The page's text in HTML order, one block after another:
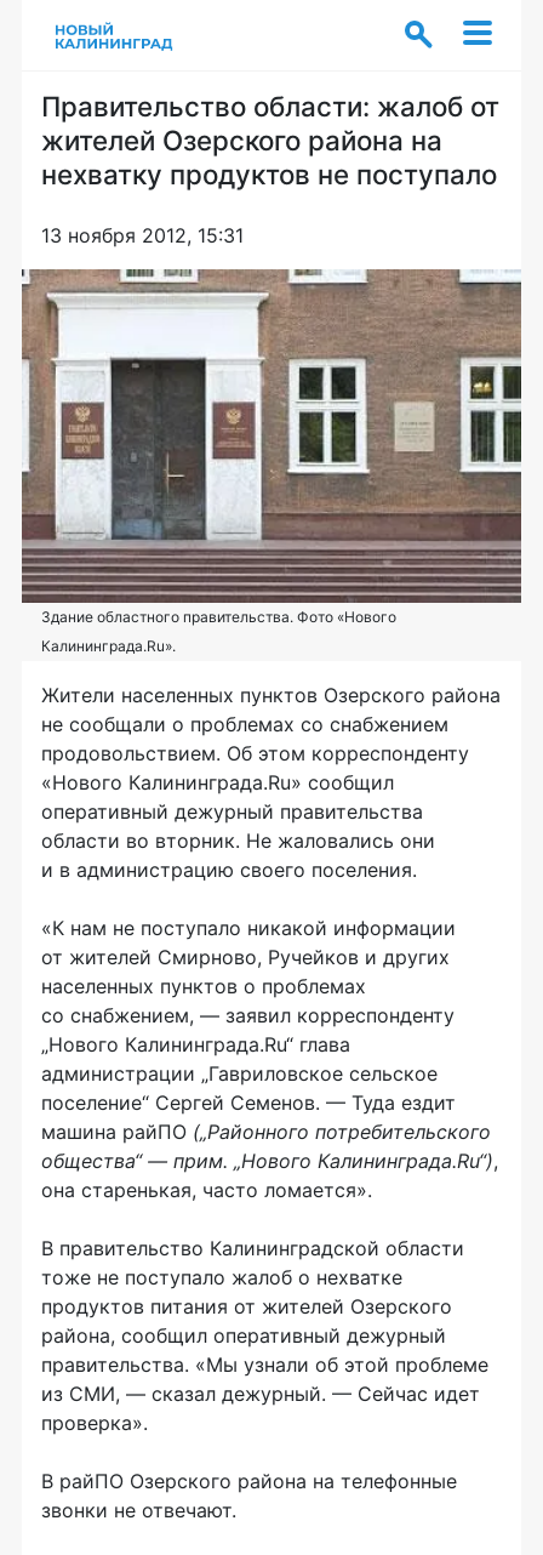
Правительство области: жалоб от
жителей Озерского района на
нехватку продуктов не поступало
13 ноября 2012, 15:31
Здание областного правительства. Фото «Нового
Калининграда.Ru».
Жители населенных пунктов Озерского района
не сообщали о проблемах со снабжением
продовольствием. Об этом корреспонденту
«Нового Калининграда.Ru» сообщил
оперативный дежурный правительства
области во вторник. Не жаловались они
и в администрацию своего поселения.
«К нам не поступало никакой информации
от жителей Смирново, Ручейков и других
населенных пунктов о проблемах
со снабжением, — заявил корреспонденту
„Нового Калининграда.Ru“ глава
администрации „Гавриловское сельское
поселение“ Сергей Семенов. — Туда ездит
машина райПО („Районного потребительского
общества“ — прим. „Нового Калининграда.Ru“),
она старенькая, часто ломается».
В правительство Калининградской области
тоже не поступало жалоб о нехватке
продуктов питания от жителей Озерского
района, сообщил оперативный дежурный
правительства. «Мы узнали об этой проблеме
из СМИ, — сказал дежурный. — Сейчас идет
проверка».
В райПО Озерского района на телефонные
звонки не отвечают.